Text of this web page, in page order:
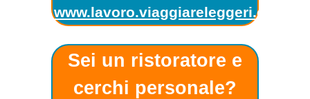
www.lavoro.viaggiareleggeri.com
Sei un ristoratore e
cerchi personale?